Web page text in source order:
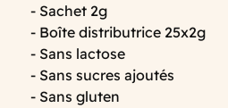
- Sachet 2g
- Boîte distributrice 25x2g
- Sans lactose
- Sans sucres ajoutés
- Sans gluten